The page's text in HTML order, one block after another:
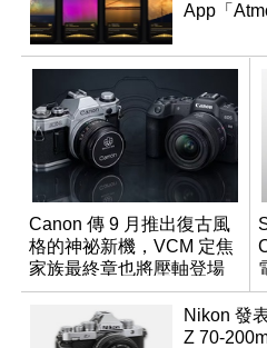
App「
Canon 傳 9 月推出復古風
格的神祕新機，VCM 定焦
家族最終章也將壓軸登場
Nikon 發
Z 70-